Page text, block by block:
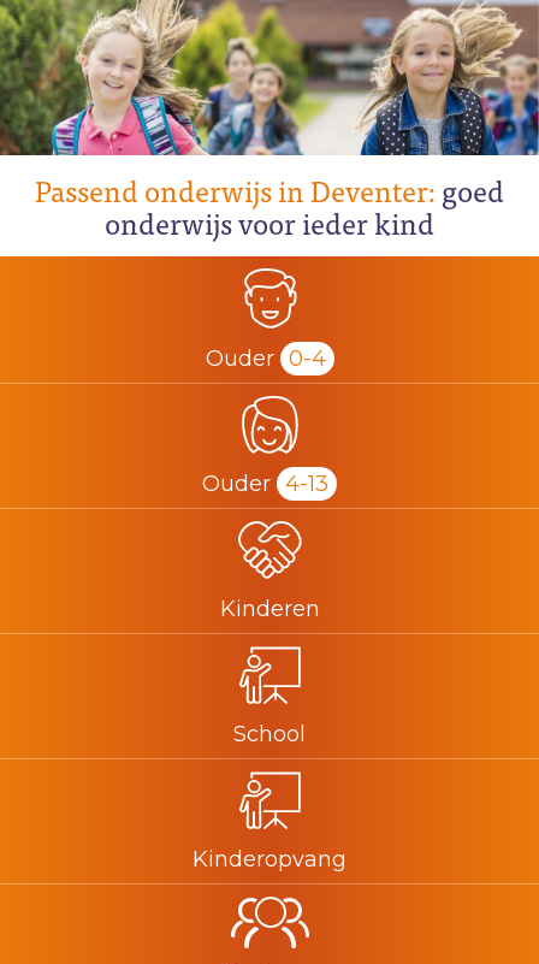
Passend onderwijs in Deventer:goed
onderwijs voor ieder kind
Ouder 0-4
Ouder 4-13
Kinderen
School
Kinderopvang